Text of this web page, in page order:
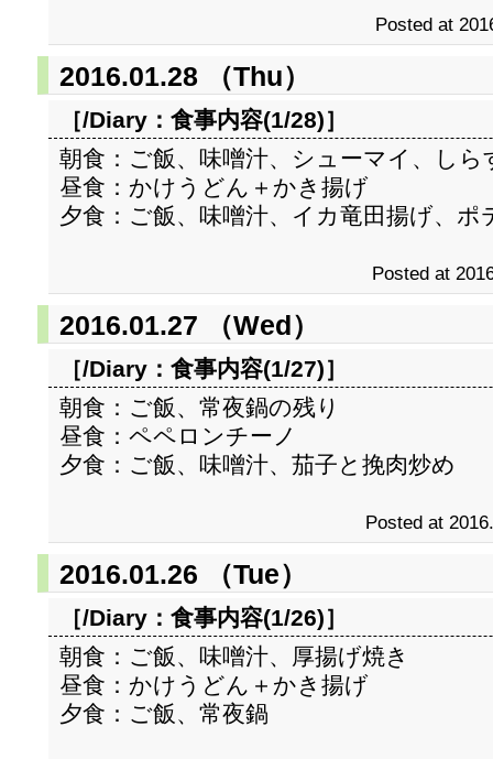
Posted at
2016.01.28 （Thu）
［/Diary： 食事内容(1/28)］
朝食：ご飯、味噌汁、シューマイ、しら
昼食：かけうどん＋かき揚げ
夕食：ご飯、味噌汁、イカ竜田揚げ、ポ
Posted at
2016.01.27 （Wed）
［/Diary： 食事内容(1/27)］
朝食：ご飯、常夜鍋の残り
昼食：ペペロンチーノ
夕食：ご飯、味噌汁、茄子と挽肉炒め
Posted at
2016.01.26 （Tue）
［/Diary： 食事内容(1/26)］
朝食：ご飯、味噌汁、厚揚げ焼き
昼食：かけうどん＋かき揚げ
夕食：ご飯、常夜鍋